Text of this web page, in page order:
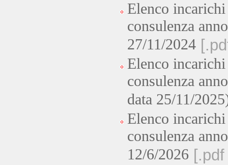
Elenco
consulenza
27/11/2024
Elenco
consulenza
data 25/11/
Elenco
consulenza
12/6/2026